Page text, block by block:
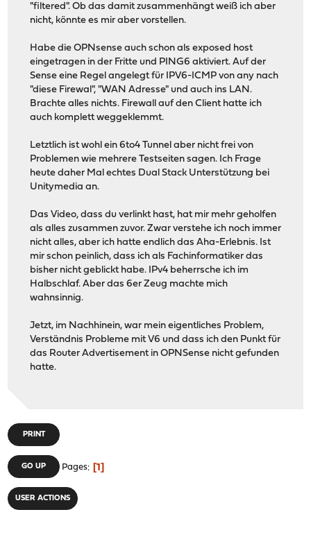
"filtered". Ob das damit zusammenhängt weiß ich aber
nicht, könnte es mir aber vorstellen.
Habe die OPNsense auch schon als exposed host
eingetragen in der Fritte und PING6 aktiviert. Auf der
Sense eine Regel angelegt für IPV6-ICMP von any nach
"diese Firewal", "WAN Adresse" und auch ins LAN.
Brachte alles nichts. Firewall auf den Client hatte ich
auch komplett weggeklemmt.
Letztlich ist wohl ein 6to4 Tunnel aber nicht frei von
Problemen wie mehrere Testseiten sagen. Ich Frage
heute daher Mal echtes Dual Stack Unterstützung bei
Unitymedia an.
Das Video, dass du verlinkt hast, hat mir mehr geholfen
als alles zusammen zuvor. Zwar verstehe ich noch immer
nicht alles, aber ich hatte endlich das Aha-Erlebnis. Ist
mir schon peinlich, dass ich als Fachinformatiker das
bisher nicht geblickt habe. IPv4 beherrsche ich im
Halbschlaf. Aber das 6er Zeug machte mich
wahnsinnig.
Jetzt, im Nachhinein, war mein eigentliches Problem,
Verständnis Probleme mit V6 und dass ich den Punkt für
das Router Advertisement in OPNSense nicht gefunden
hatte.
PRINT
GO UP Pages 1
USER ACTIONS